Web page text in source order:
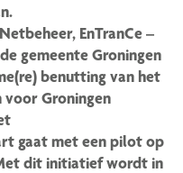
EnTranCe –
gemeente Groningen
benutting van het
Groningen
gaat met een pilot op
dit initiatief wordt in